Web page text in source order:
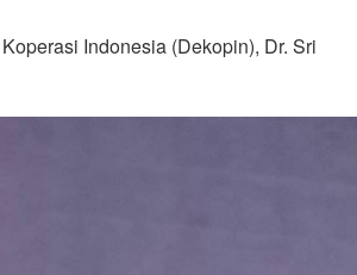
Indonesia (Dekopin), Dr. Sri